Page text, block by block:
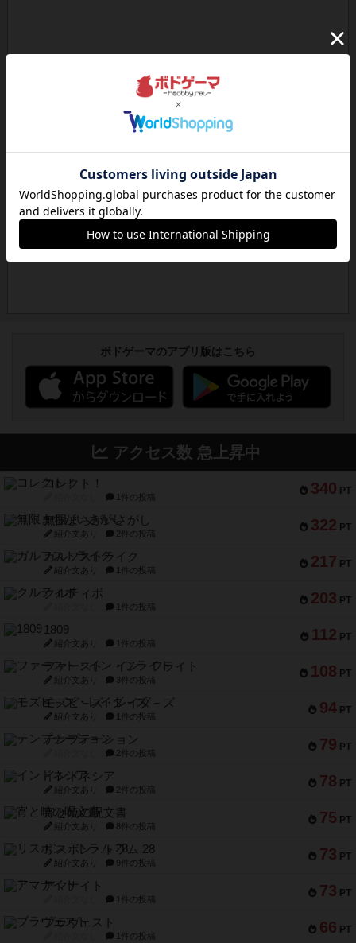
ボドゲーマのアプリ版はこちら
アクセス数 急上昇中
340 PT
コレクト！
1件の投稿
322 PT
無限まちがいさがし
紹介文あり 2件の投稿
217 PT
ガルフストライク
紹介文あり 1件の投稿
203 PT
クルティボ
1件の投稿
112 PT
1809
紹介文あり 1件の投稿
108 PT
ファースト・イン・フライト
紹介文あり 3件の投稿
94 PT
モズビ－ズ・レイダ－ズ
紹介文あり 1件の投稿
79 PT
テンプテーション
2件の投稿
78 PT
インドネシア
紹介文あり 2件の投稿
75 PT
宵と暁の呪文書
紹介文あり 8件の投稿
73 PT
リスボン・トラム 28
紹介文あり 9件の投稿
73 PT
アマナイト
1件の投稿
66 PT
ブラヴェスト
1件の投稿